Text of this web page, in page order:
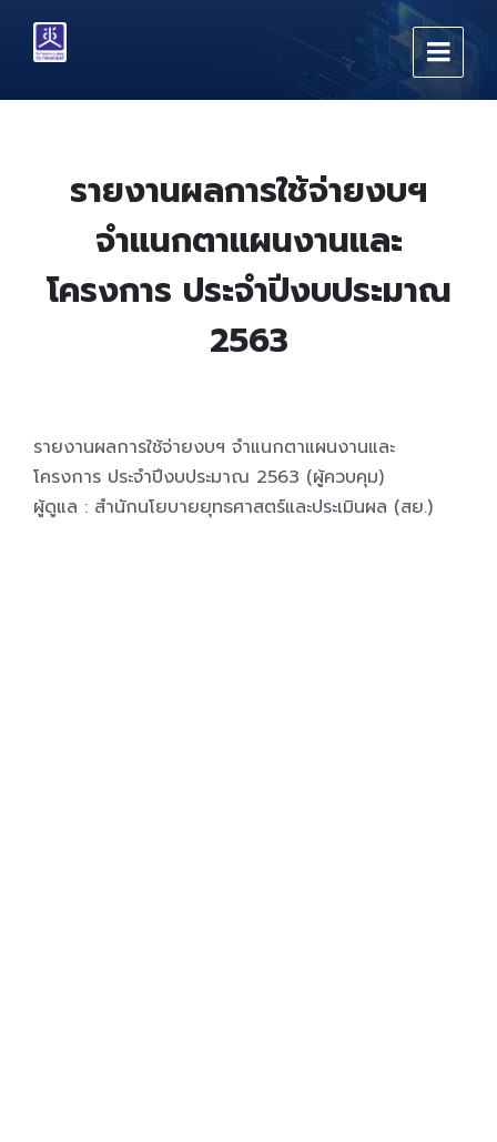
content
main
footer
รายงานผลการใช้จ่ายงบฯ
จำแนกตาแผนงานและ
โครงการ ประจำปีงบประมาณ
2563
รายงานผลการใช้จ่ายงบฯ จำแนกตาแผนงานและ
โครงการ ประจำปีงบประมาณ 2563 (ผู้ควบคุม)
ผู้ดูแล : สำนักนโยบายยุทธศาสตร์และประเมินผล (สย.)